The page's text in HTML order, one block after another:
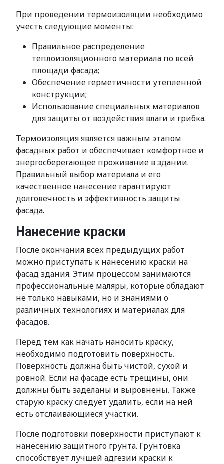
При проведении термоизоляции необходимо
учесть следующие моменты:
Правильное распределение
теплоизоляционного материала по всей
площади фасада;
Обеспечение герметичности утепленной
конструкции;
Использование специальных материалов
для защиты от воздействия влаги и грибка.
Термоизоляция является важным этапом
фасадных работ и обеспечивает комфортное и
энергосберегающее проживание в здании.
Правильный выбор материала и его
качественное нанесение гарантируют
долговечность и эффективность защиты
фасада.
Нанесение краски
После окончания всех предыдущих работ
можно приступать к нанесению краски на
фасад здания. Этим процессом занимаются
профессиональные маляры, которые обладают
не только навыками, но и знаниями о
различных технологиях и материалах для
фасадов.
Перед тем как начать наносить краску,
необходимо подготовить поверхность.
Поверхность должна быть чистой, сухой и
ровной. Если на фасаде есть трещины, они
должны быть заделаны и выровнены. Также
старую краску следует удалить, если на ней
есть отслаивающиеся участки.
После подготовки поверхности приступают к
нанесению защитного грунта. Грунтовка
способствует лучшей адгезии краски к